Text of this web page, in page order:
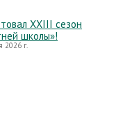
XXIII сезон
школы»!
2026 г.